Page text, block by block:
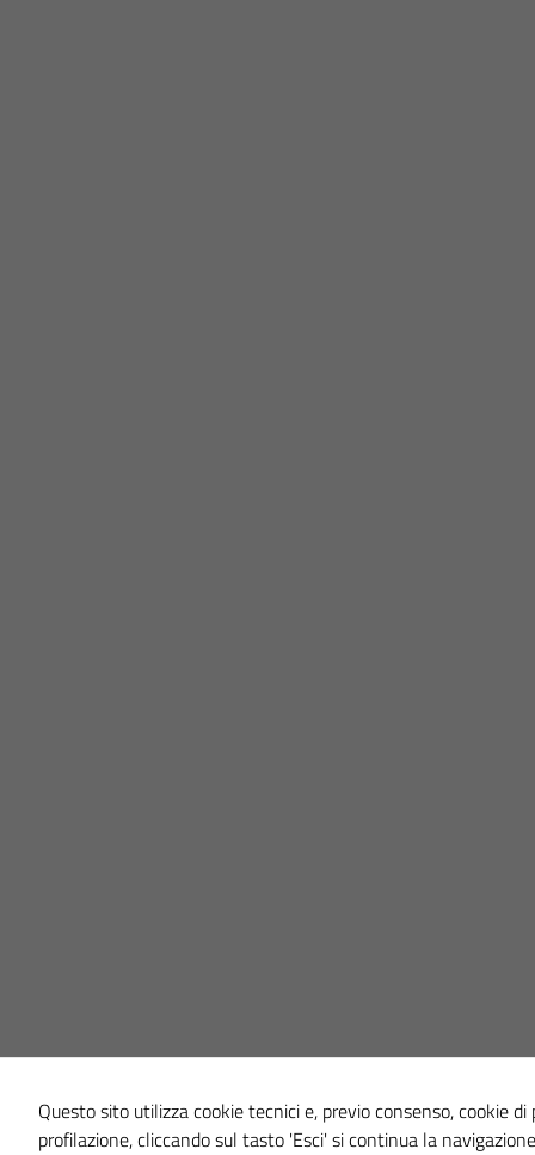
Questo sito utilizza cookie tecnici e, previo consenso, cookie
profilazione, cliccando sul tasto 'Esci' si continua la